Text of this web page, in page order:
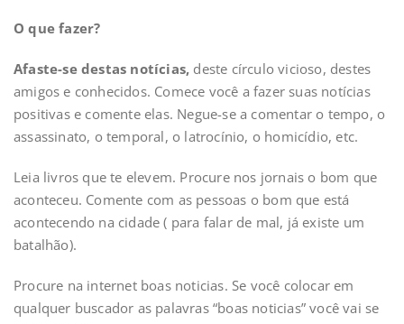
O que fazer?
Afaste-se destas notícias, deste círculo vicioso, destes
amigos e conhecidos. Comece você a fazer suas notícias
positivas e comente elas. Negue-se a comentar o tempo, o
assassinato, o temporal, o latrocínio, o homicídio, etc.
Leia livros que te elevem. Procure nos jornais o bom que
aconteceu. Comente com as pessoas o bom que está
acontecendo na cidade ( para falar de mal, já existe um
batalhão).
Procure na internet boas noticias. Se você colocar em
qualquer buscador as palavras “boas noticias” você vai se